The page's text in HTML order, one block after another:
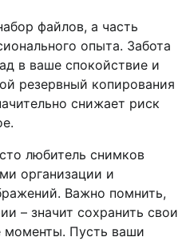
файлов, а часть
опыта. Забота
в ваше спокойствие и
резервный копирования
снижает риск
любитель снимков
организации и
Важно помнить,
– значит сохранить свои
моменты. Пусть ваши